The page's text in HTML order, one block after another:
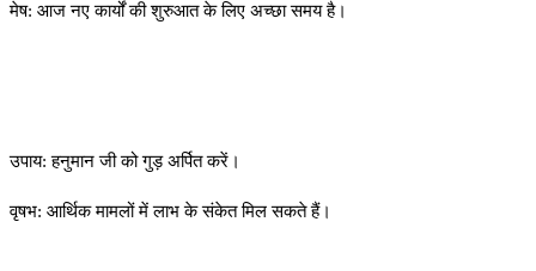
मेष: आज नए कार्यों की शुरुआत के लिए अच्छा समय है।
उपाय: हनुमान जी को गुड़ अर्पित करें।
वृषभ: आर्थिक मामलों में लाभ के संकेत मिल सकते हैं।